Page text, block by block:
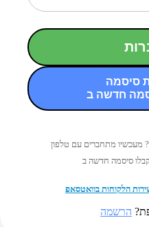
הלקוחות בוואטסאפ
הרשמה